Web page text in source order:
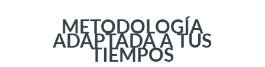
METODOLOGÍA
ADAPTADA A TUS
TIEMPOS